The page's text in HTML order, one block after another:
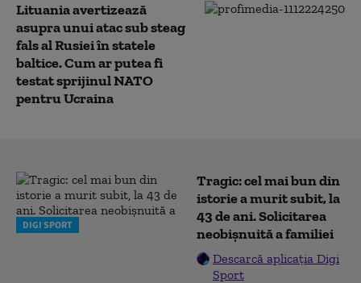
Lituania avertizează
asupra unui atac sub steag
fals al Rusiei în statele
baltice. Cum ar putea fi
testat sprijinul NATO
pentru Ucraina
DIGI SPORT
Tragic: cel mai bun din
istorie a murit subit, la
43 de ani. Solicitarea
neobișnuită a familiei
Descarcă aplicația Digi
Sport